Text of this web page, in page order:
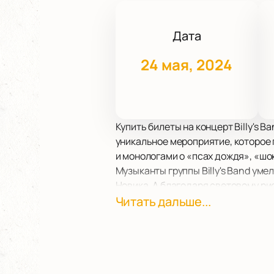
Дата
24 мая, 2024
Купить билеты на концерт Billy's
уникальное мероприятие,
и монологами о «псах дождя»,
Музыканты группы Billy's Band
Новика. А благодаря световому
глубинки, где пыльные
Читать дальше...